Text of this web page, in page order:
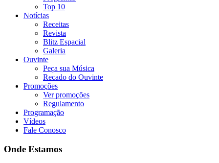
Top 10
Notícias
Receitas
Revista
Blitz Espacial
Galeria
Ouvinte
Peça sua Música
Recado do Ouvinte
Promoções
Ver promoções
Regulamento
Programação
Vídeos
Fale Conosco
Onde Estamos